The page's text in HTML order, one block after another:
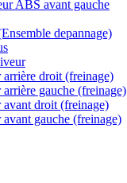
ABS avant gauche
depannage)
arrière droit (freinage)
arrière gauche (freinage)
avant droit (freinage)
avant gauche (freinage)